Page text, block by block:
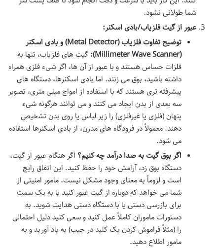
شما طولانی نشود.
عبور از گیت فلزیاب/بادی اسکنر:
توضیح تفاوت فلزیاب (Metal Detector) و بادی اسکنر
(Millimeter Wave Scanner):
گیت های فلزیاب، تنها به
فلزات حساس هستند و با عبور از آن ها، اگر شیء فلزی همراه
داشته باشید، بوق می زنند. اما بادی اسکنرها، دستگاه های
پیشرفته تری هستند که با استفاده از امواج میلی متری، تصویر
سه بعدی از بدن ایجاد می کنند و می توانند هرگونه شیء
پنهان (فلزی یا غیرفلزی) را زیر لباس یا روی بدن تشخیص
دهند. معمولاً در فرودگاه های مدرن، از بادی اسکنرها استفاده
می شود.
اگر بوق گیت به صدا درآمد چه کنیم؟ اگر هنگام عبور از گیت،
دستگاه بوق زد، آرامش خود را حفظ کنید. این اتفاق رایج
است و لزوماً به معنای وجود مشکل نیست. مامور امنیتی از
شما می خواهد که دوباره از گیت عبور کنید یا به یک سمت
برای بازرسی دستی یا با دستگاه دستی هدایت شوید. به
دستورات ماموران کاملاً عمل کنید و سعی کنید دلیل احتمالی
را (مثلاً فراموش کردن یک کلید در جیب) به یاد آورید و به
مامور اطلاع دهید.